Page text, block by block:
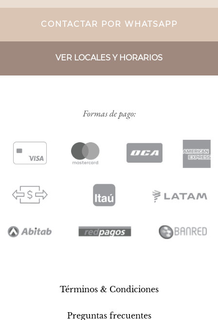
CONTACTAR POR WHATSAPP
VER LOCALES Y HORARIOS
Formas de pago:
Términos & Condiciones
Preguntas frecuentes